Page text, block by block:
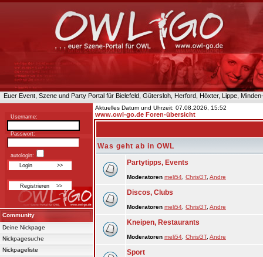
Euer Event, Szene und Party Portal für Bielefeld, Gütersloh, Herford, Höxter, Lippe,
Username:
Passwort:
autologin:
Community
Deine Nickpage
Nickpagesuche
Nickpageliste
Aktuelles Datum und Uhrzeit: 07.08.2026, 15:52
www.owl-go.de Foren-übersicht
Was geht ab in OWL
Partytipps, Events
Moderatoren meli54 ChrisGT, Andre
Discos, Clubs
Moderatoren meli54 ChrisGT, Andre
Kneipen, Restaurants
Moderatoren meli54 ChrisGT, Andre
Sport